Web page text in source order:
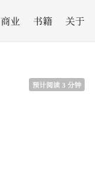
商业 书籍 关于
预计阅读 3 分钟